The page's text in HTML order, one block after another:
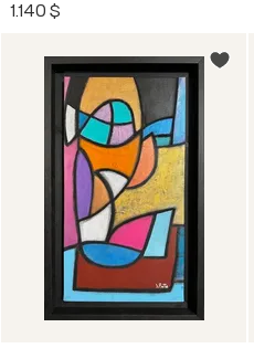
1.140 $